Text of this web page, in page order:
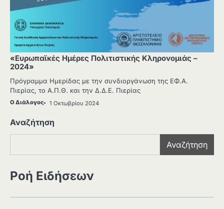
«Ευρωπαϊκές Ημέρες Πολιτιστικής Κληρονομιάς –
2024»
Πρόγραμμα Ημερίδας με την συνδιοργάνωση της ΕΦ.Α.
Πιερίας, το Α.Π.Θ. και την Δ.Δ.Ε. Πιερίας
Ο Διάλογος 1 Οκτωβρίου 2024
Αναζήτηση
Αναζήτηση
Ροή Ειδήσεων